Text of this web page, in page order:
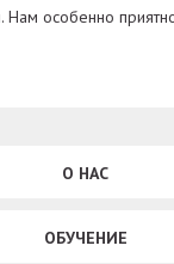
Нам особенно
О НАС
ОБУЧЕНИЕ